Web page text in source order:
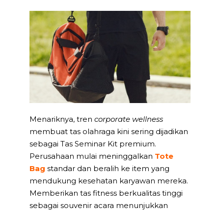
Menariknya, tren corporate wellness
membuat tas olahraga kini sering dijadikan
sebagai Tas Seminar Kit premium.
Perusahaan mulai meninggalkan Tote
Bag standar dan beralih ke item yang
mendukung kesehatan karyawan mereka.
Memberikan tas fitness berkualitas tinggi
sebagai souvenir acara menunjukkan